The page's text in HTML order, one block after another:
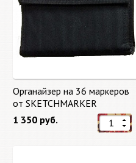
Органайзер на 36 маркеров
от SKETCHMARKER
1 350 руб.